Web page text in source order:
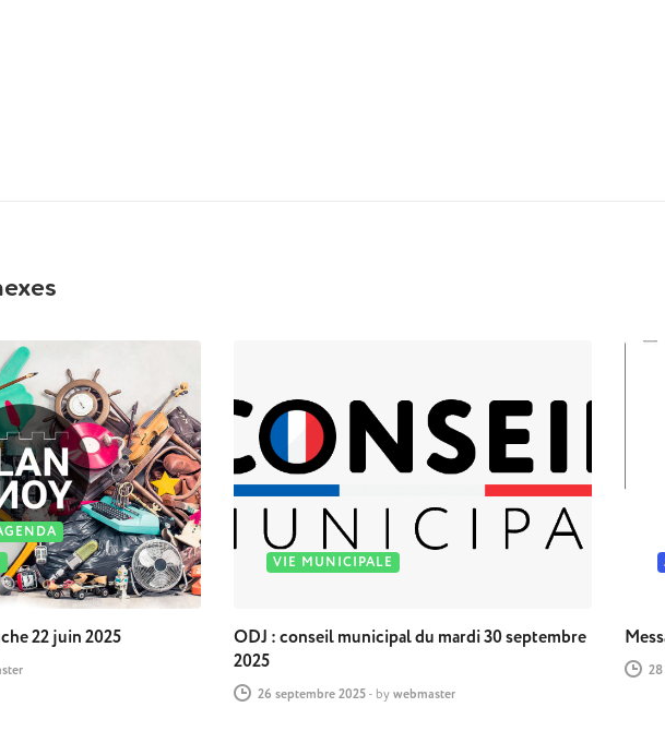
22 juin 2025
VIE MUNICIPALE
ODJ : conseil municipal du mardi 30 septembre
2025
26 septembre 2025- by webmaster